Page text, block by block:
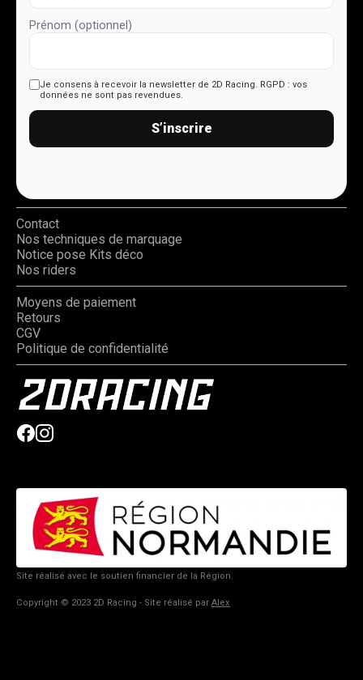
Prénom (optionnel)
Je consens à recevoir la newsletter de 2D Racing. RGPD : vos
données ne sont pas revendues.
S’inscrire
Contact
Nos techniques de marquage
Notice pose Kits déco
Nos riders
Moyens de paiement
Retours
CGV
Politique de confidentialité
Site réalisé avec le soutien financier de la Région.
Copyright © 2023 2D Racing - Site réalisé par Alex